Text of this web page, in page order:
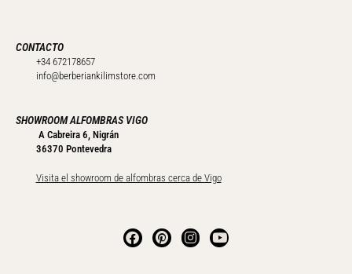
CONTACTO
+34 672178657
info@berberiankilimstore.com
SHOWROOM ALFOMBRAS VIGO
A Cabreira 6, Nigrán
36370 Pontevedra
Visita el showroom de alfombras cerca de Vigo